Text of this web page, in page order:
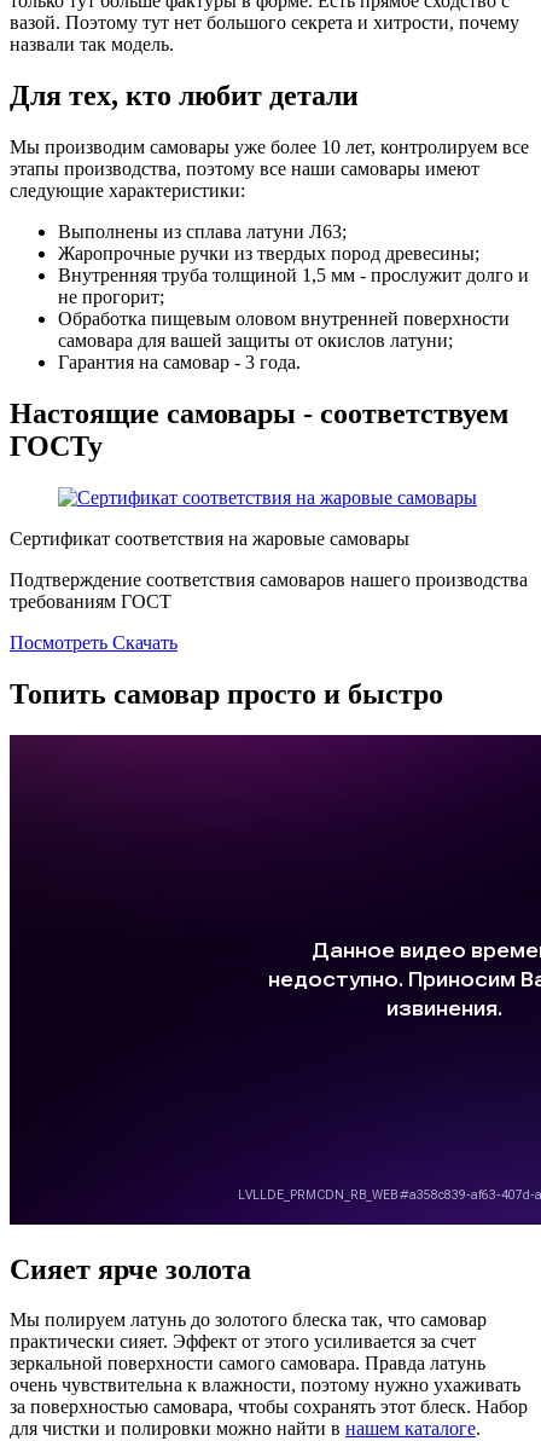
вазой. Поэтому тут нет большого секрета и хитрости, почему
назвали так модель.
Для тех, кто любит детали
Мы производим самовары уже более 10 лет, контролируем все
этапы производства, поэтому все наши самовары имеют
следующие характеристики:
Выполнены из сплава латуни Л63;
Жаропрочные ручки из твердых пород древесины;
Внутренняя труба толщиной 1,5 мм - прослужит долго и
не прогорит;
Обработка пищевым оловом внутренней поверхности
самовара для вашей защиты от окислов латуни;
Гарантия на самовар - 3 года.
Настоящие самовары - соответствуем
ГОСТу
Сертификат соответствия на жаровые самовары
Подтверждение соответствия самоваров нашего производства
требованиям ГОСТ
Посмотреть Скачать
Топить самовар просто и быстро
Сияет ярче золота
Мы полируем латунь до золотого блеска так, что самовар
практически сияет. Эффект от этого усиливается за счет
зеркальной поверхности самого самовара. Правда латунь
очень чувствительна к влажности, поэтому нужно ухаживать
за поверхностью самовара, чтобы сохранять этот блеск. Набор
для чистки и полировки можно найти в нашем каталоге.